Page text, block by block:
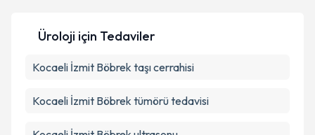
almanız için bir takvim hazırlandığında e-posta ile
Üroloji için Tedaviler
Kocaeli İzmit Böbrek taşı cerrahisi
Kocaeli İzmit Böbrek tümörü tedavisi